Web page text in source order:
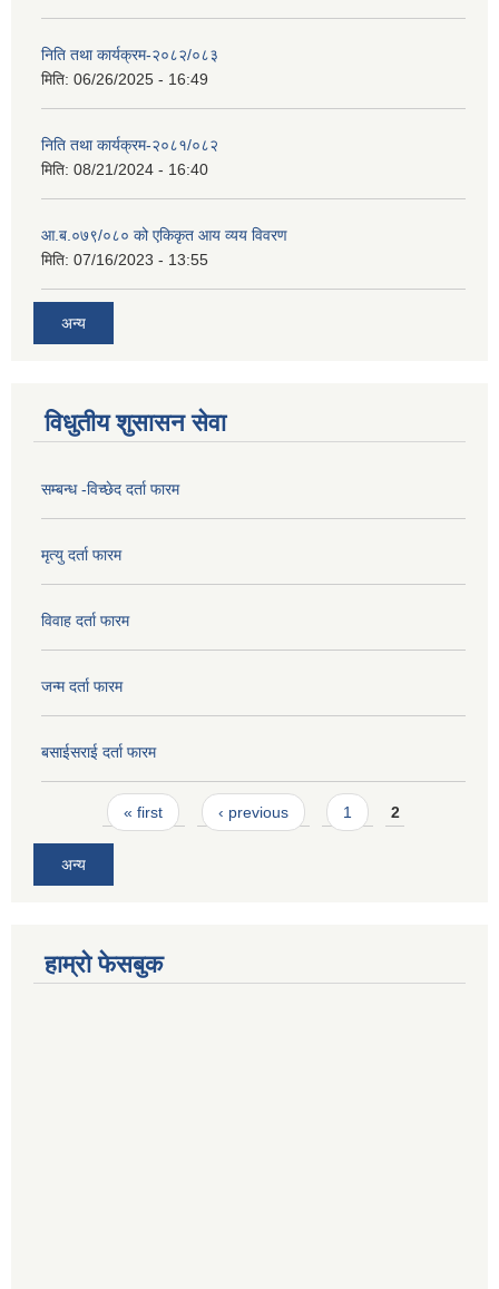
निति तथा कार्यक्रम-२०८२/०८३
मिति: 06/26/2025 - 16:49
निति तथा कार्यक्रम-२०८१/०८२
मिति: 08/21/2024 - 16:40
आ.ब.०७९/०८० को एकिकृत आय व्यय विवरण
मिति: 07/16/2023 - 13:55
अन्य
विधुतीय शुसासन सेवा
सम्बन्ध -विच्छेद दर्ता फारम
मृत्यु दर्ता फारम
विवाह दर्ता फारम
जन्म दर्ता फारम
बसाईसराई दर्ता फारम
Pages« first ‹ previous 1 2
अन्य
हाम्रो फेसबुक